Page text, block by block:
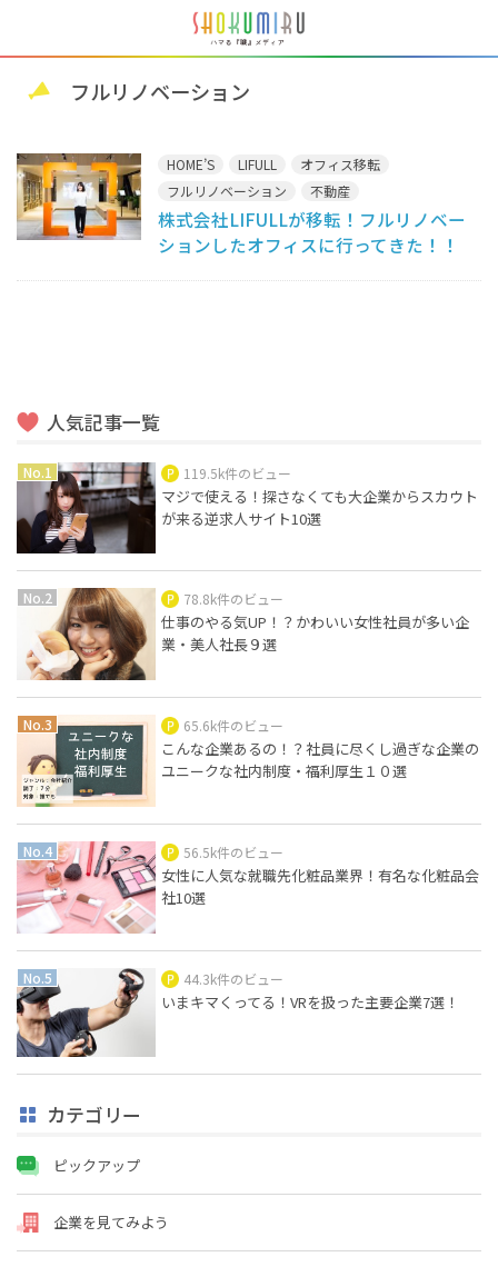
フルリノベーション
HOME’S LIFULL
オフィス移転
フルリノベーション
不動産
株式会社LIFULLが移転！フルリノベー
ションしたオフィスに行ってきた！！
人気記事一覧
119.5k件のビュー
マジで使える！探さなくても大企業からスカウト
が来る逆求人サイト10選
78.8k件のビュー
仕事のやる気UP！？かわいい女性社員が多い企
業・美人社長９選
65.6k件のビュー
こんな企業あるの！？社員に尽くし過ぎな企業の
ユニークな社内制度・福利厚生１０選
56.5k件のビュー
女性に人気な就職先化粧品業界！有名な化粧品会
社10選
44.3k件のビュー
いまキマくってる！VRを扱った主要企業7選！
カテゴリー
ピックアップ
企業を見てみよう